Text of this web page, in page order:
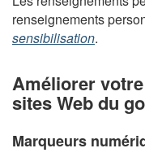
renseignements
sensibilisation.
Améliorer
sites Web du
Marqueurs